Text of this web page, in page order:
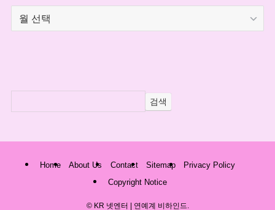
검색
Home About Us Contact Sitemap
Privacy Policy
Copyright Notice
©KR 넷엔터 | 연예계 비하인드.